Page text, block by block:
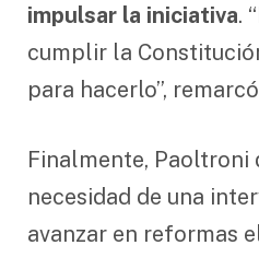
impulsar la iniciativa.
cumplir la
para hacerlo”,
Finalmente, Paoltroni
necesidad de una
avanzar en reformas